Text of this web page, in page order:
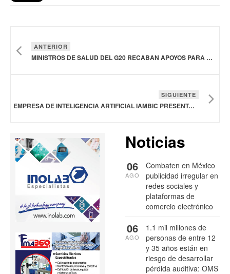
ANTERIOR
MINISTROS DE SALUD DEL G20 RECABAN APOYOS PARA RONDA DE INVERSIONES EN LA OMS
SIGUIENTE
EMPRESA DE INTELIGENCIA ARTIFICIAL IAMBIC PRESENTA PLATAFORMA PARA DESCUBRIR FÁRMACOS
Noticias
Combaten en México
publicidad irregular en
redes sociales y
plataformas de
comercio electrónico
06
AGO
1.1 mil millones de
personas de entre 12
y 35 años están en
riesgo de desarrollar
pérdida auditiva: OMS
06
AGO